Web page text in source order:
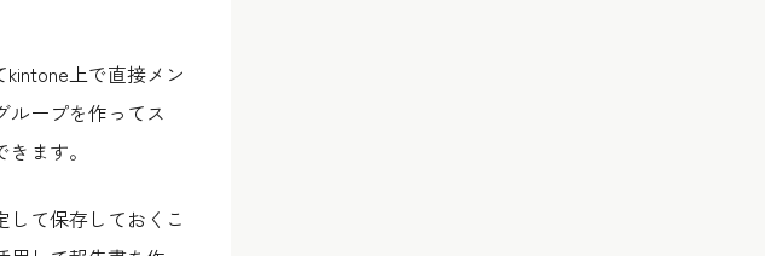
上で直接メン
ループを作ってス
ます。
て保存しておくこ